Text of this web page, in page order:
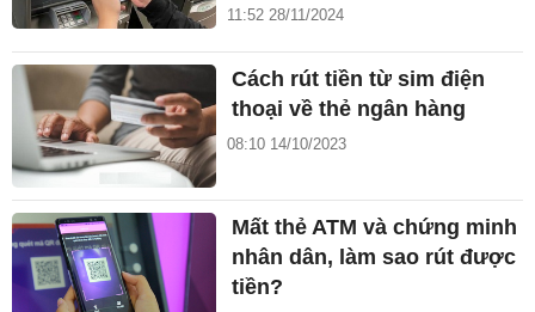
11:52 28/11/2024
Cách rút tiền từ sim điện
thoại về thẻ ngân hàng
08:10 14/10/2023
Mất thẻ ATM và chứng minh
nhân dân, làm sao rút được
tiền?